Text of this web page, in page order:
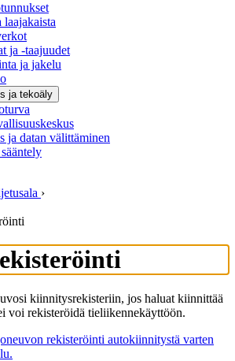
laajakaista
ja -taajuudet
ja jakelu
ja tekoäly
ja datan välittäminen
›
kiinnitysrekisteriin, jos haluat kiinnittää
voi rekisteröidä tieliikennekäyttöön.
rekisteröinti autokiinnitystä varten